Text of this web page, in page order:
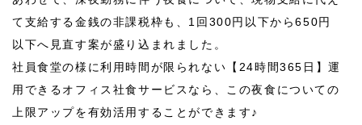
て支給する金銭の非課税枠も、1回300円以下から650円
以下へ見直す案が盛り込まれました。
社員食堂の様に利用時間が限られない【 24時間365 日】運
用できるオフィス社食サービスなら、この夜食についての
上限アップを有効活用することができます♪